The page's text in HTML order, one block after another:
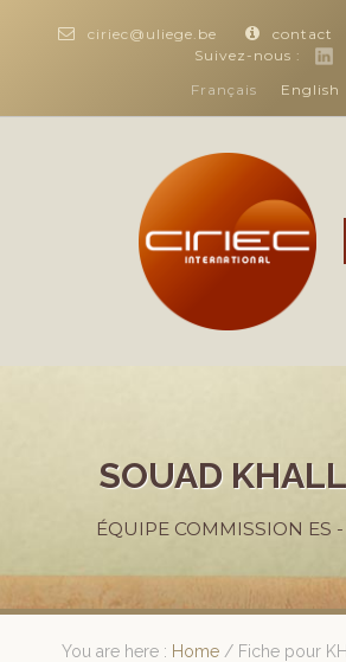
ciriec@uliege.be contact
Suivez-nous :
Français
English
SOUAD
ÉQUIPE COMMISSION ES
You are here : Home / Fiche pour